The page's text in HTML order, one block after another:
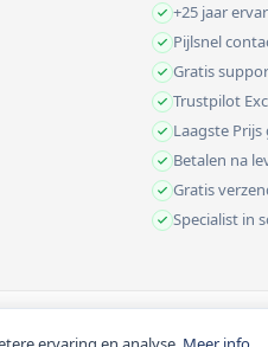
+25 jaar
Pijlsnel
Gratis
Trustpilot
Laagste
Betalen na
Gratis
Specialist in
zijn excl. BTW tenzij anders